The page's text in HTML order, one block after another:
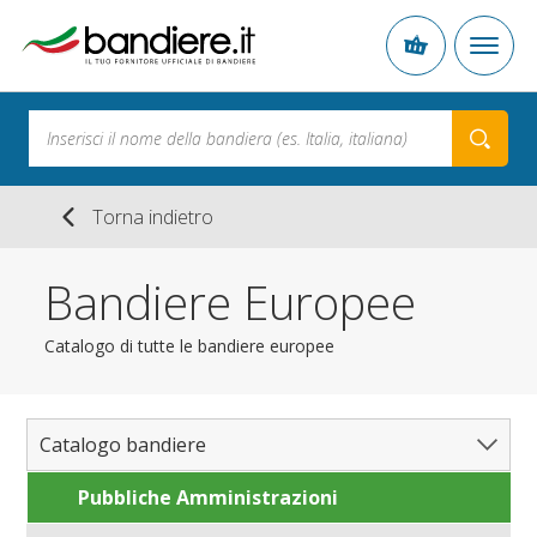
Torna indietro
Bandiere Europee
Catalogo di tutte le bandiere europee
Catalogo bandiere
Bandiere del Mondo
Pubbliche Amministrazioni